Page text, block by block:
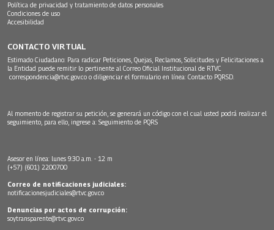
Política de privacidad y tratamiento de datos personales
Condiciones de uso
Accesibilidad
CONTACTO VIRTUAL
Estimado Ciudadano: Para radicar Peticiones, Quejas, Reclamos, Solicitudes y Felicitaciones a
la Entidad puede remitir lo pertinente al Correo Oficial Institucional de RTVC
correspondencia@rtvc.gov.co o diligenciar el formulario en línea: Contacto PQRSD.
Al momento de registrar su petición, se generará un código con el cual usted podrá realizar el
seguimiento, para ello, ingrese a: Seguimiento de PQRS
Asesor en línea: lunes 9:30 a.m. - 12 m
(+57) (601) 2200700
Correo de notificaciones judiciales:
notificacionesjudiciales@rtvc.gov.co
Denuncias por actos de corrupción:
soytransparente@rtvc.gov.co